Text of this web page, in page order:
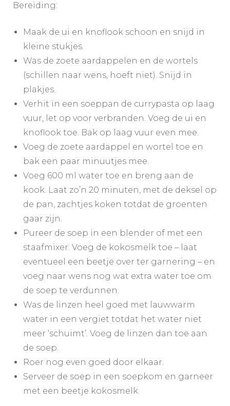
Bereiding:
Maak de ui en knoflook schoon en snijd in
kleine stukjes.
Was de zoete aardappelen en de wortels
(schillen naar wens, hoeft niet). Snijd in
plakjes.
Verhit in een soeppan de currypasta op laag
vuur, let op voor verbranden. Voeg de ui en
knoflook toe. Bak op laag vuur even mee.
Voeg de zoete aardappel en wortel toe en
bak een paar minuutjes mee.
Voeg 600 ml water toe en breng aan de
kook. Laat zo’n 20 minuten, met de deksel op
de pan, zachtjes koken totdat de groenten
gaar zijn.
Pureer de soep in een blender of met een
staafmixer. Voeg de kokosmelk toe – laat
eventueel een beetje over ter garnering – en
voeg naar wens nog wat extra water toe om
de soep te verdunnen.
Was de linzen heel goed met lauwwarm
water in een vergiet totdat het water niet
meer ‘schuimt’. Voeg de linzen dan toe aan
de soep.
Roer nog even goed door elkaar.
Serveer de soep in een soepkom en garneer
met een beetje kokosmelk.